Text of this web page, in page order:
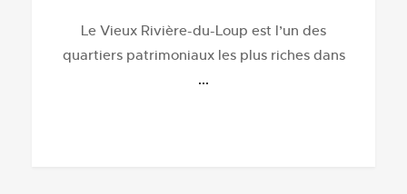
Le Vieux Rivière-du-Loup est l’un des
quartiers patrimoniaux les plus riches dans
...